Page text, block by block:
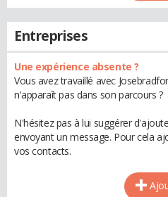
Entreprises
Une expérience absente ?
Vous avez travaillé avec
n'apparaît pas dans son parcours ?
N'hésitez pas à lui suggérer
envoyant un message. Pour cela
vos contacts.